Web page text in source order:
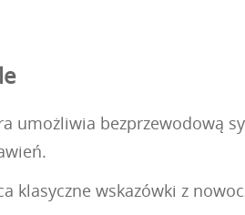
umożliwia bezprzewodową
klasyczne wskazówki z